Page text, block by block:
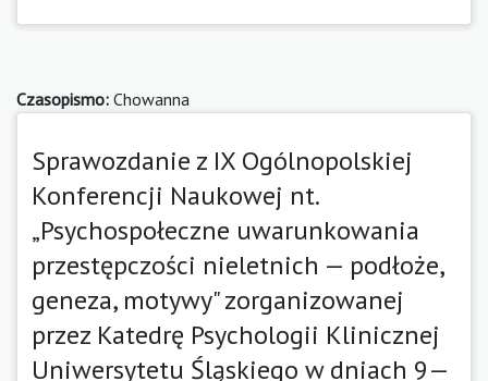
Czasopismo: Chowanna
Sprawozdanie z IX Ogólnopolskiej
Konferencji Naukowej nt.
„Psychospołeczne uwarunkowania
przestępczości nieletnich — podłoże,
geneza, motywy" zorganizowanej
przez Katedrę Psychologii Klinicznej
Uniwersytetu Śląskiego w dniach 9—